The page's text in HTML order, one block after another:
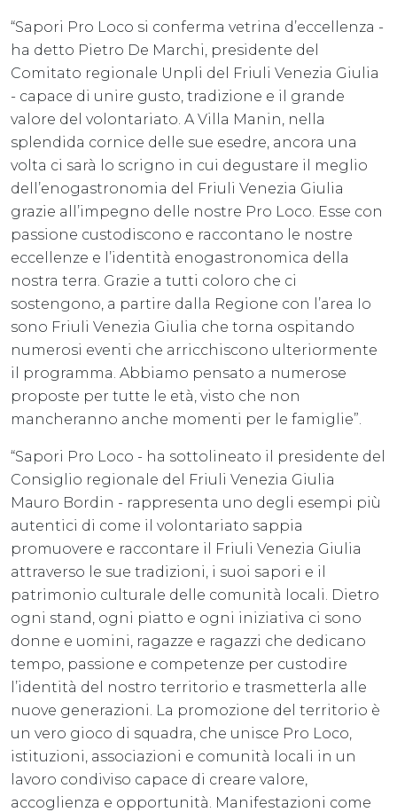
“Sapori Pro Loco si conferma vetrina d’eccellenza -
ha detto Pietro De Marchi, presidente del
Comitato regionale Unpli del Friuli Venezia Giulia
- capace di unire gusto, tradizione e il grande
valore del volontariato. A Villa Manin, nella
splendida cornice delle sue esedre, ancora una
volta ci sarà lo scrigno in cui degustare il meglio
dell’enogastronomia del Friuli Venezia Giulia
grazie all’impegno delle nostre Pro Loco. Esse con
passione custodiscono e raccontano le nostre
eccellenze e l’identità enogastronomica della
nostra terra. Grazie a tutti coloro che ci
sostengono, a partire dalla Regione con l’area Io
sono Friuli Venezia Giulia che torna ospitando
numerosi eventi che arricchiscono ulteriormente
il programma. Abbiamo pensato a numerose
proposte per tutte le età, visto che non
mancheranno anche momenti per le famiglie”.
“Sapori Pro Loco - ha sottolineato il presidente del
Consiglio regionale del Friuli Venezia Giulia
Mauro Bordin - rappresenta uno degli esempi più
autentici di come il volontariato sappia
promuovere e raccontare il Friuli Venezia Giulia
attraverso le sue tradizioni, i suoi sapori e il
patrimonio culturale delle comunità locali. Dietro
ogni stand, ogni piatto e ogni iniziativa ci sono
donne e uomini, ragazze e ragazzi che dedicano
tempo, passione e competenze per custodire
l’identità del nostro territorio e trasmetterla alle
nuove generazioni. La promozione del territorio è
un vero gioco di squadra, che unisce Pro Loco,
istituzioni, associazioni e comunità locali in un
lavoro condiviso capace di creare valore,
accoglienza e opportunità. Manifestazioni come